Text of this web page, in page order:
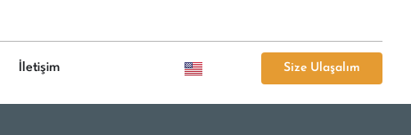
İletişim Size Ulaşalım